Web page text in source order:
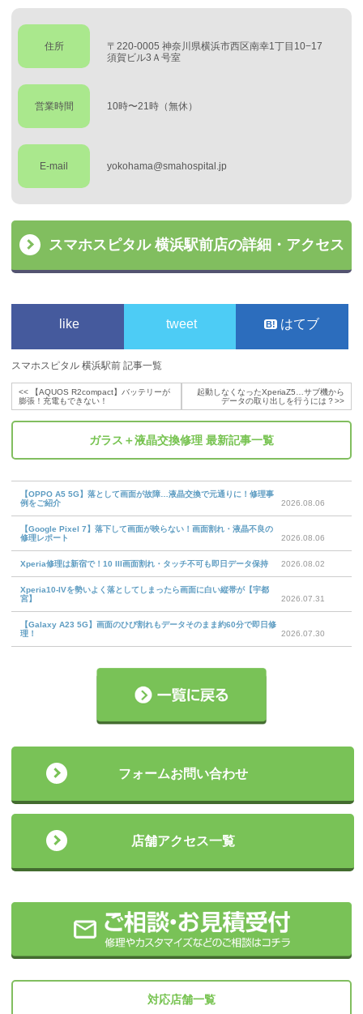
住所
〒220-0005 神奈川県横浜市西区南幸1丁目10−17
須賀ビル3Ａ号室
営業時間 10時〜21時（無休）
E-mail yokohama@smahospital.jp
スマホスピタル 横浜駅前店の詳細・アクセス
like tweet はてブ
スマホスピタル 横浜駅前 記事一覧
<<
【AQUOS R2compact】バッテリーが
膨張！充電もできない！
起動しなくなったXperiaZ5…サブ機から
データの取り出しを行うには？>>
ガラス＋液晶交換修理 最新記事一覧
【OPPO A5 5G】落として画面が故障…液晶交換で元通りに！修理事
例をご紹介
2026.08.06
【Google Pixel 7】落下して画面が映らない！画面割れ・液晶不良の
修理レポート
2026.08.06
Xperia修理は新宿で！10 III画面割れ・タッチ不可も即日データ保持 2026.08.02
Xperia10-IVを勢いよく落としてしまったら画面に白い縦帯が【宇都
宮】
2026.07.31
【Galaxy A23 5G】画面のひび割れもデータそのまま約60分で即日修
理！
2026.07.30
フォームお問い合わせ
店舗アクセス一覧
対応店舗一覧